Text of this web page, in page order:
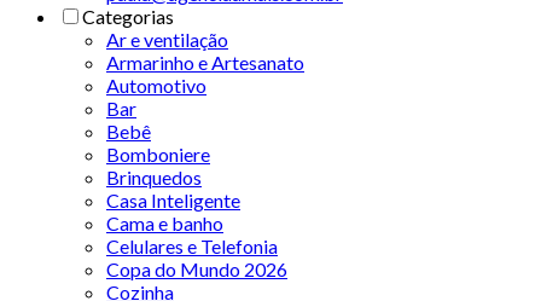
Categorias
Ar e ventilação
Armarinho e Artesanato
Automotivo
Bar
Bebê
Bomboniere
Brinquedos
Casa Inteligente
Cama e banho
Celulares e Telefonia
Copa do Mundo 2026
Cozinha